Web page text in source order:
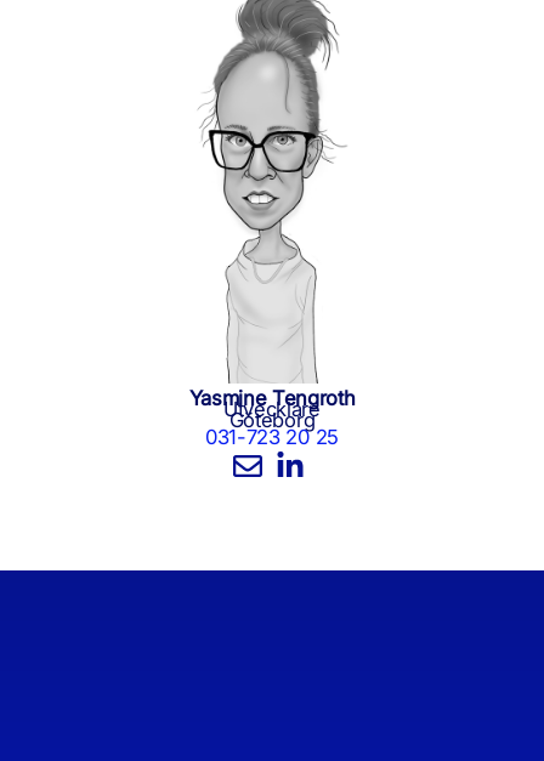
Yasmine Tengroth
Utvecklare
Göteborg
031-723 20 25